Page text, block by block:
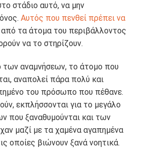
στάδιο αυτό, να μην
Αυτός που πενθεί πρέπει να
από τα άτομα του περιβάλλοντος
να το στηρίζουν.
των αναμνήσεων, το άτομο που
αναπολεί πάρα πολύ και
του πρόσωπο που πέθανε.
εκπλήσσονται για το μεγάλο
που ξαναθυμούνται και των
μαζί με τα χαμένα αγαπημένα
οποίες βιώνουν ξανά νοητικά.